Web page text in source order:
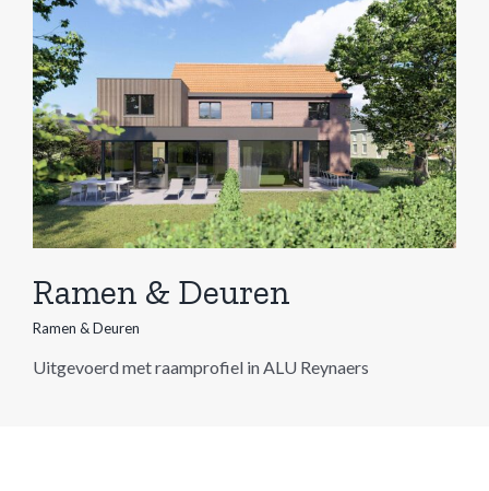
Ramen & Deuren
Ramen & Deuren
Uitgevoerd met raamprofiel in ALU Reynaers